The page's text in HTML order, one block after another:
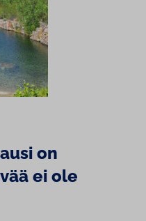
on
ei ole